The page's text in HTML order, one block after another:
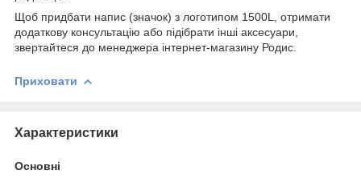
Щоб придбати напис (значок) з логотипом 1500L, отримати
додаткову консультацію або підібрати інші аксесуари,
звертайтеся до менеджера інтернет-магазину Родис.
Приховати
Характеристики
Основні